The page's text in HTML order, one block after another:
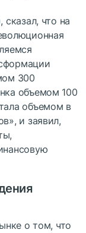
что на
300
объемом 100
объемом в
и заявил,
о том, что